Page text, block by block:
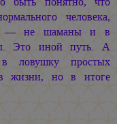
человека,
— не шаманы и в
Это иной путь. А
в ловушку простых
жизни, но в итоге